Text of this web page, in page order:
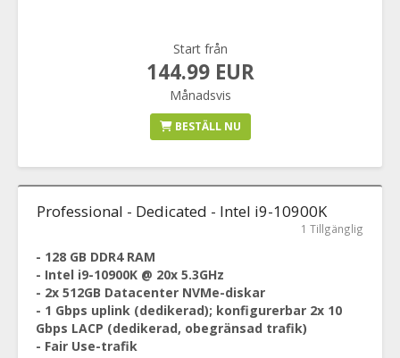
Start från
144.99 EUR
Månadsvis
BESTÄLL NU
Professional - Dedicated - Intel i9-10900K
1 Tillgänglig
- 128 GB DDR4 RAM
- Intel i9-10900K @ 20x 5.3GHz
- 2x 512GB Datacenter NVMe-diskar
- 1 Gbps uplink (dedikerad); konfigurerbar 2x 10
Gbps LACP (dedikerad, obegränsad trafik)
- Fair Use-trafik